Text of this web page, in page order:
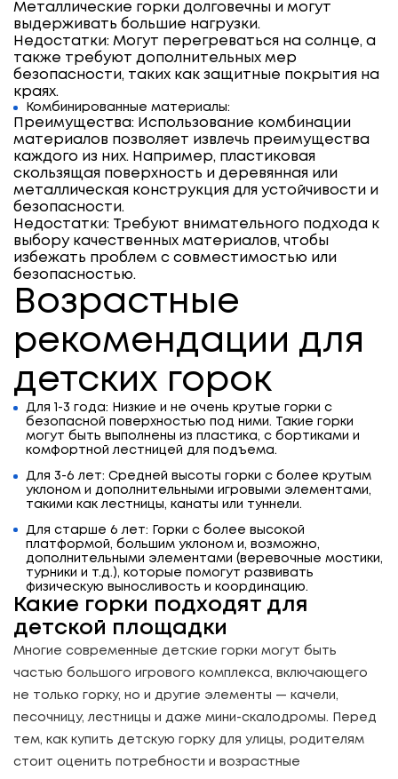
Металлические горки долговечны и могут
выдерживать большие нагрузки.
Недостатки: Могут перегреваться на солнце, а
также требуют дополнительных мер
безопасности, таких как защитные покрытия на
краях.
Комбинированные материалы:
Преимущества: Использование комбинации
материалов позволяет извлечь преимущества
каждого из них. Например, пластиковая
скользящая поверхность и деревянная или
металлическая конструкция для устойчивости и
безопасности.
Недостатки: Требуют внимательного подхода к
выбору качественных материалов, чтобы
избежать проблем с совместимостью или
безопасностью.
Возрастные
рекомендации для
детских горок
Для 1-3 года: Низкие и не очень крутые горки с
безопасной поверхностью под ними. Такие горки
могут быть выполнены из пластика, с бортиками и
комфортной лестницей для подъема.
Для 3-6 лет: Средней высоты горки с более крутым
уклоном и дополнительными игровыми элементами,
такими как лестницы, канаты или туннели.
Для старше 6 лет: Горки с более высокой
платформой, большим уклоном и, возможно,
дополнительными элементами (веревочные мостики,
турники и т.д.), которые помогут развивать
физическую выносливость и координацию.
Какие горки подходят для
детской площадки
Многие современные детские горки могут быть
частью большого игрового комплекса, включающего
не только горку, но и другие элементы — качели,
песочницу, лестницы и даже мини-скалодромы. Перед
тем, как купить детскую горку для улицы, родителям
стоит оценить потребности и возрастные